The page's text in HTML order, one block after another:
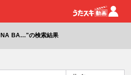
BA…"の検索結果